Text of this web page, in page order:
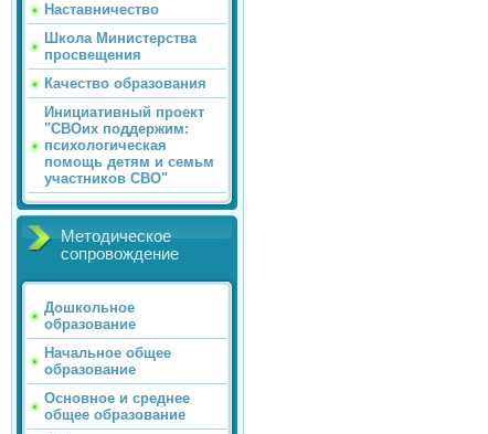
Наставничество
Школа Министерства
просвещения
Качество образования
Инициативный проект
"СВОих поддержим:
психологическая
помощь детям и семьм
участников СВО"
Методическое
сопровождение
Дошкольное
образование
Начальное общее
образование
Основное и среднее
общее образование